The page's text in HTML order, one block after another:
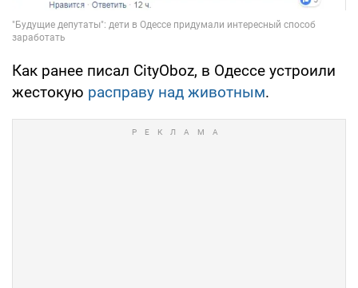
Как ранее писал CityOboz, в Одессе устроили
жестокую расправу над животным.